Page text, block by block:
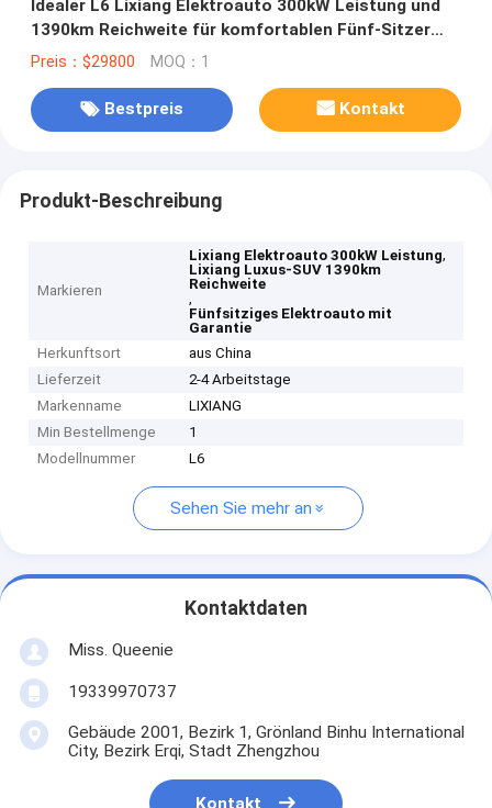
Idealer L6 Lixiang Elektroauto 300kW Leistung und
1390km Reichweite für komfortablen Fünf-Sitzer
Luxus SUV
Preis：$29800 MOQ：1
Bestpreis Kontakt
Produkt-Beschreibung
Markieren
Lixiang Elektroauto 300kW Leistung,
Lixiang Luxus-SUV 1390km
Reichweite
,
Fünfsitziges Elektroauto mit
Garantie
Herkunftsort
aus China
Lieferzeit
2-4 Arbeitstage
Markenname
LIXIANG
Min Bestellmenge
1
Modellnummer
L6
Sehen Sie mehr an
Kontaktdaten
Miss. Queenie
19339970737
Gebäude 2001, Bezirk 1, Grönland Binhu International
City, Bezirk Erqi, Stadt Zhengzhou
Kontakt